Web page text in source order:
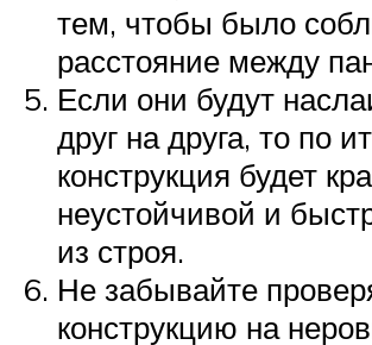
тем, чтобы было
расстояние между
Если они будут
друг на друга, то по
конструкция будет
неустойчивой и
из строя.
Не забывайте
конструкцию на